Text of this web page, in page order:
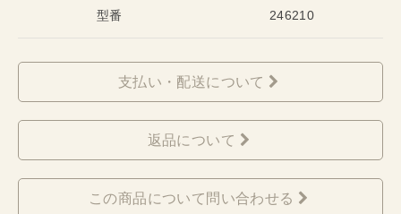
型番 246210
支払い・配送について
返品について
この商品について問い合わせる